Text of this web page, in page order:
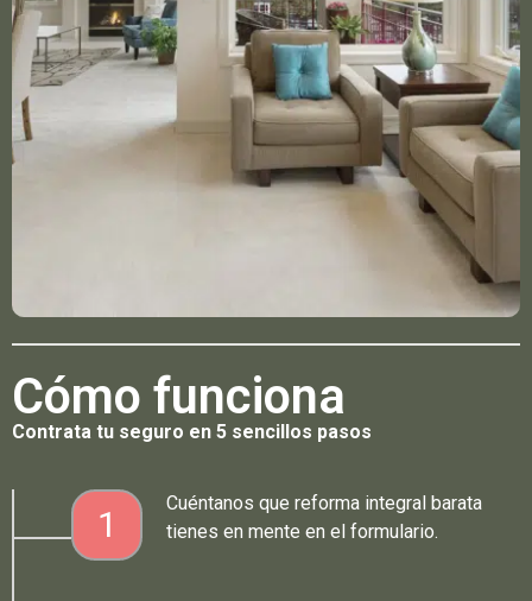
Cómo funciona
Contrata tu seguro en 5 sencillos pasos
1
Cuéntanos que reforma integral barata
tienes en mente en el formulario.